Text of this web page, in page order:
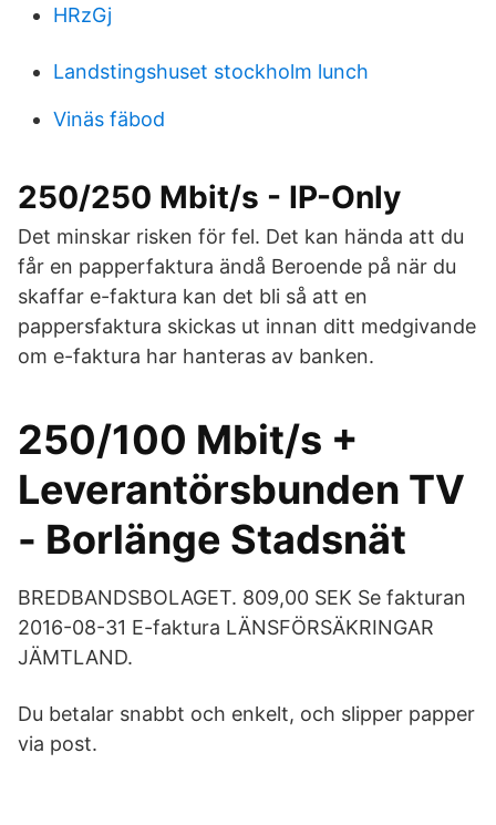
HRzGj
Landstingshuset stockholm lunch
Vinäs fäbod
250/250 Mbit/s - IP-Only
Det minskar risken för fel. Det kan hända att du
får en papperfaktura ändå Beroende på när du
skaffar e-faktura kan det bli så att en
pappersfaktura skickas ut innan ditt medgivande
om e-faktura har hanteras av banken.
250/100 Mbit/s +
Leverantörsbunden TV
- Borlänge Stadsnät
BREDBANDSBOLAGET. 809,00 SEK Se fakturan
2016-08-31 E-faktura LÄNSFÖRSÄKRINGAR
JÄMTLAND.
Du betalar snabbt och enkelt, och slipper papper
via post.